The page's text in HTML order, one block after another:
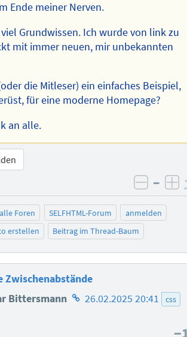
Ende meiner Nerven.
Grundwissen. Ich wurde von link zu
mit immer neuen, mir unbekannten
die Mitleser) ein einfaches Beispiel,
für eine moderne Homepage?
an alle.
–
alle Foren SELFHTML-Forum
anmelden
erstellen
Beitrag im Thread-Baum
Zwischenabstände
Bittersmann Homepage
26.02.2025 20:41
css